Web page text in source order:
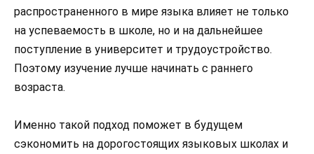
распространенного в мире языка влияет не только
на успеваемость в школе, но и на дальнейшее
поступление в университет и трудоустройство.
Поэтому изучение лучше начинать с раннего
возраста.
Именно такой подход поможет в будущем
сэкономить на дорогостоящих языковых школах и